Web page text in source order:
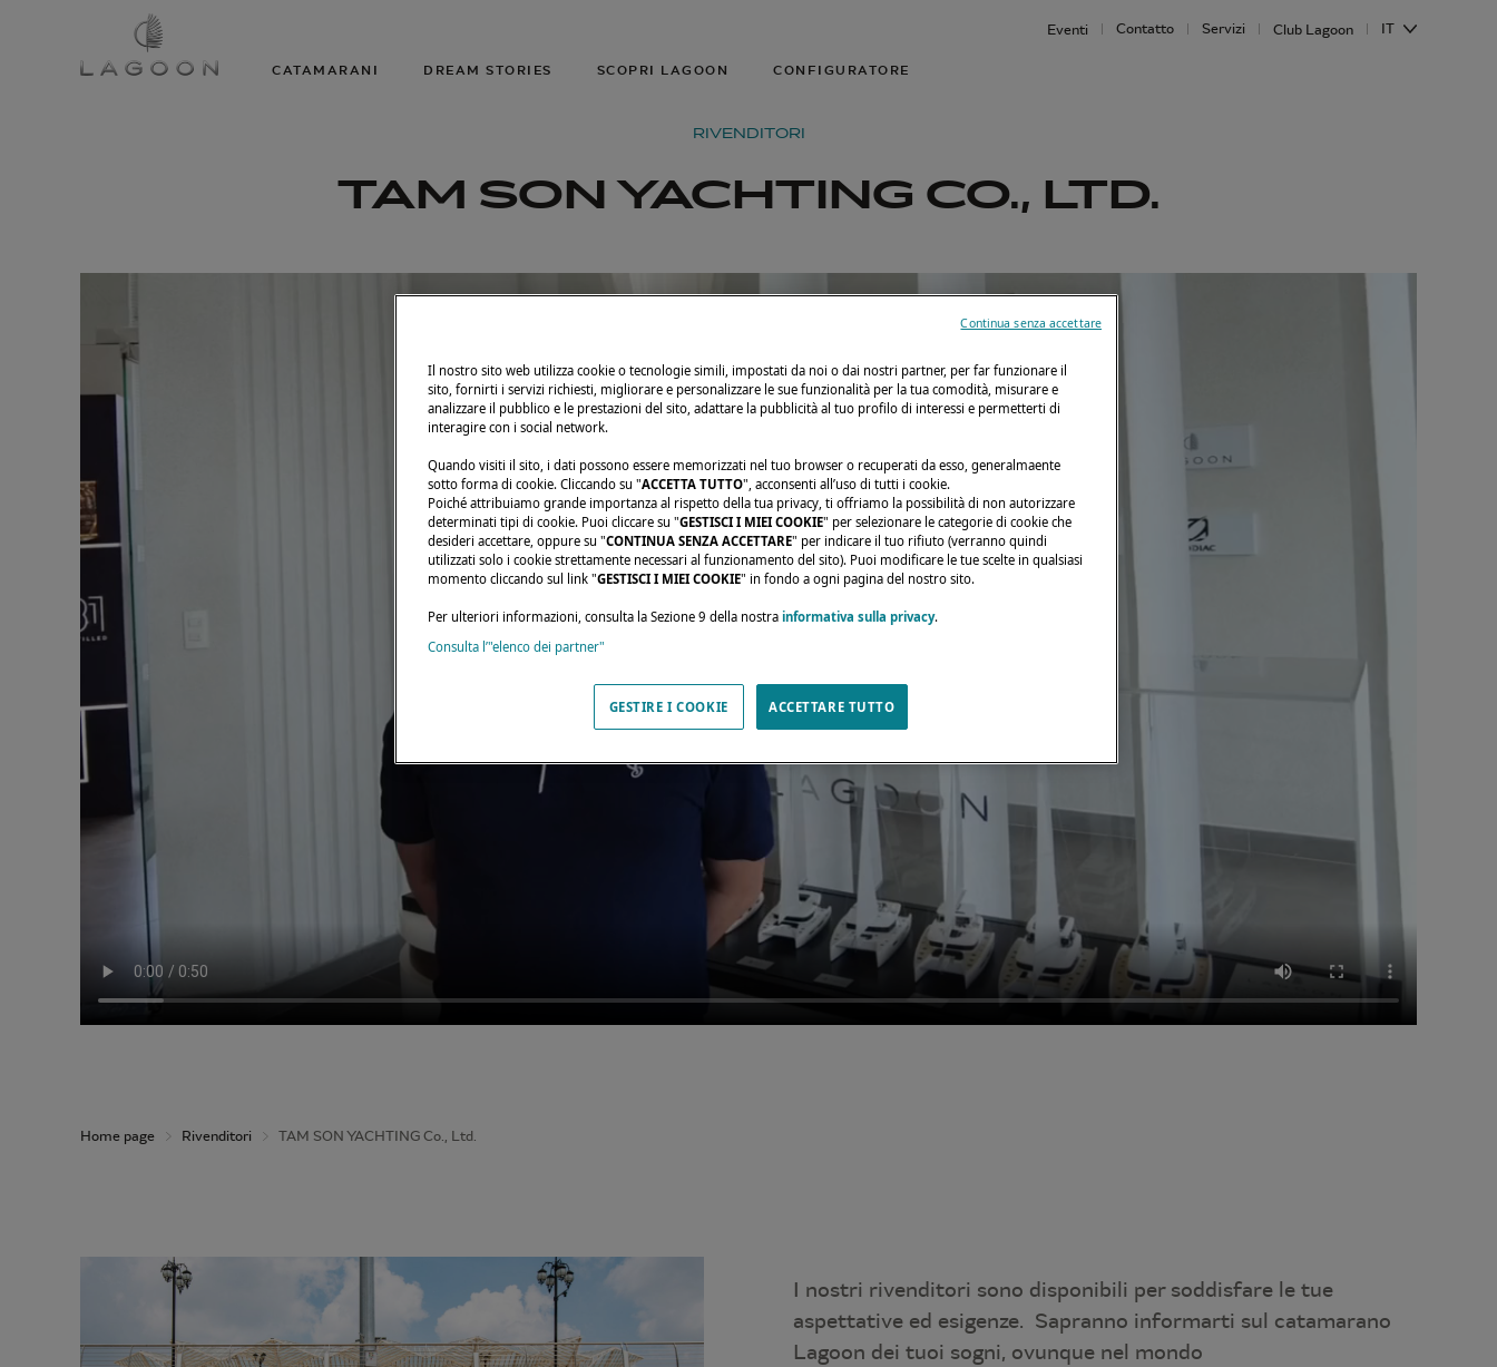
CATAMARANI DREAM STORIES SCOPRI LAGOON CONFIGURATORE
Eventi Contatto Servizi Club Lagoon IT
RIVENDITORI
TAM SON YACHTING CO., LTD.
Home page Rivenditori TAM SON YACHTING Co., Ltd.
I nostri rivenditori sono disponibili per soddisfare le tue
aspettative ed esigenze. Sapranno informarti sul catamarano
Lagoon dei tuoi sogni, ovunque nel mondo
Il nostro sito web utilizza cookie o tecnologie simili, impostati da noi o dai nostri partner, per far funzionare il
sito, fornirti i servizi richiesti, migliorare e personalizzare le sue funzionalità per la tua comodità, misurare e
analizzare il pubblico e le prestazioni del sito, adattare la pubblicità al tuo profilo di interessi e permetterti di
interagire con i social network.
Quando visiti il sito, i dati possono essere memorizzati nel tuo browser o recuperati da esso, generalmaente
sotto forma di cookie. Cliccando su "ACCETTA TUTTO", acconsenti all’uso di tutti i cookie.
Poiché attribuiamo grande importanza al rispetto della tua privacy, ti offriamo la possibilità di non autorizzare
determinati tipi di cookie. Puoi cliccare su "GESTISCI I MIEI COOKIE" per selezionare le categorie di cookie che
desideri accettare, oppure su "CONTINUA SENZA ACCETTARE" per indicare il tuo rifiuto (verranno quindi
utilizzati solo i cookie strettamente necessari al funzionamento del sito). Puoi modificare le tue scelte in qualsiasi
momento cliccando sul link "GESTISCI I MIEI COOKIE" in fondo a ogni pagina del nostro sito.
Per ulteriori informazioni, consulta la Sezione 9 della nostra informativa sulla privacy.
Consulta l’"elenco dei partner"
GESTIRE I COOKIE ACCETTARE TUTTO
Continua senza accettare